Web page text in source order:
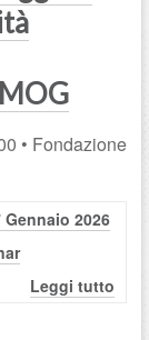
• Fondazione
Gennaio 2026
Leggi tutto